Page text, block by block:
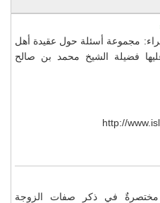
مجموعة أسئلة حول عقيدة أهل
فضيلة الشيخ محمد بن صالح
http://
مختصرةٌ في ذكر صفات الزوجة